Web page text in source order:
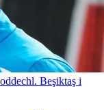
Beşiktaş i